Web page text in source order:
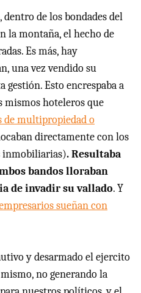
de los bondades del
la montaña, el hecho de
Es más, hay
una vez vendido su
gestión. Esto encrespaba a
mismos hoteleros que
de multipropiedad o
directamente con los
inmobiliarias). Resultaba
bandos lloraban
de invadir su vallado. Y
sueñan con
y desarmado el ejercito
no generando la